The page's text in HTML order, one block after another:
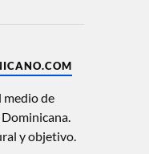
medio de
y objetivo.